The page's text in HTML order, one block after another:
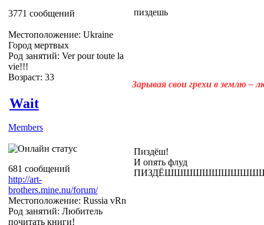
3771 сообщений
Местоположение: Ukraine
Город мертвых
Род занятий: Ver pour toute la
vie!!!
Возраст: 33
пиздешь
Зарывая свои грехи в землю –
Wait
Members
681 сообщений
http://art-
brothers.mine.nu/forum/
Местоположение: Russia vRn
Род занятий: Любитель
почитать книги!
Пиздёш!
И опять флуд